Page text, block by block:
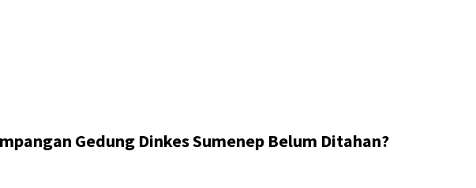
Gedung Dinkes Sumenep Belum Ditahan?